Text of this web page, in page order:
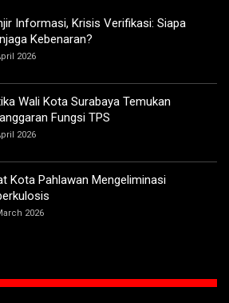
Informasi, Krisis Verifikasi: Siapa
Kebenaran?
2026
Wali Kota Surabaya Temukan
Fungsi TPS
2026
Kota Pahlawan Mengeliminasi
2026